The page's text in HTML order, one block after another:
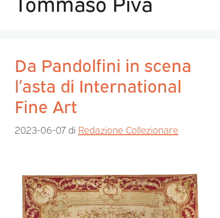
Da Pandolfini in scena
l’asta di International
Fine Art
2023-06-07 di Redazione Collezionare